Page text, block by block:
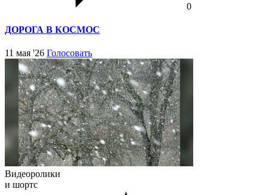
0
ДОРОГА В КОСМОС
11 мая '26 Голосовать
Видеоролики
и шортс